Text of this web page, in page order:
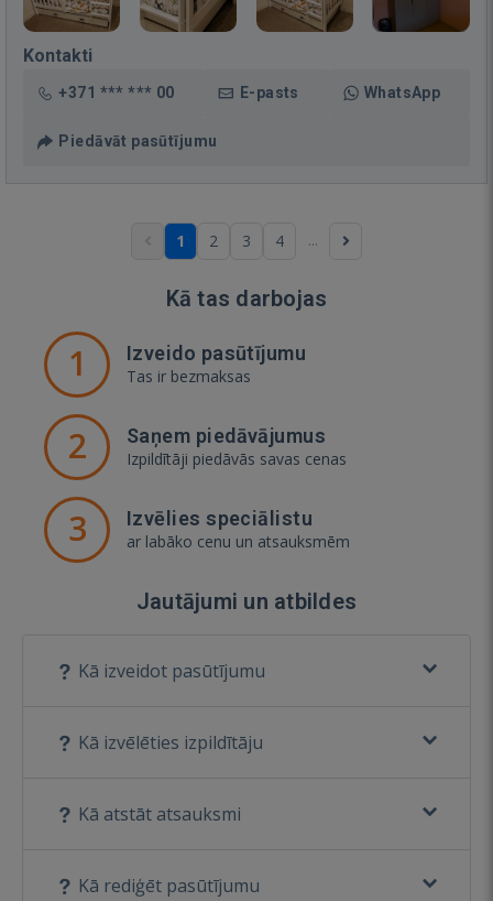
Kontakti
+371 *** *** 00 E-pasts WhatsApp
Piedāvāt pasūtījumu
1 2 3 4 ...
Kā tas darbojas
1 Izveido pasūtījumu
Tas ir bezmaksas
2 Saņem piedāvājumus
Izpildītāji piedāvās savas cenas
3 Izvēlies speciālistu
ar labāko cenu un atsauksmēm
Jautājumi un atbildes
Kā izveidot pasūtījumu
Kā izvēlēties izpildītāju
Kā atstāt atsauksmi
Kā rediģēt pasūtījumu